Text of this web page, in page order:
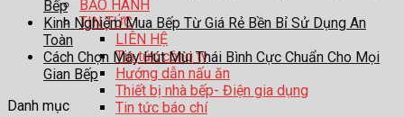
BẢO HÀNH
TIN TỨC
LIÊN HỆ
Tin tức công ty
Hướng dẫn nấu ăn
Thiết bị nhà bếp- Điện gia dụng
Tin tức báo chí
Bếp
Kinh Nghiệm Mua Bếp Từ Giá Rẻ Bền Bỉ Sử Dụng An
Toàn
Cách Chọn Máy Hút Mùi Thái Bình Cực Chuẩn Cho Mọi
Gian Bếp
Danh mục